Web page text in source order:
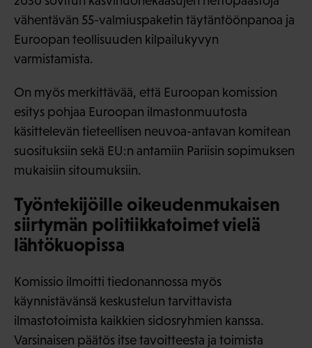
vähentävän 55-valmiuspaketin täytäntöönpanoa ja
Euroopan teollisuuden kilpailukyvyn
varmistamista.
On myös merkittävää, että Euroopan komission
esitys pohjaa Euroopan ilmastonmuutosta
käsittelevän tieteellisen neuvoa-antavan komitean
suosituksiin sekä EU:n antamiin Pariisin sopimuksen
mukaisiin sitoumuksiin.
Työntekijöille oikeudenmukaisen
siirtymän politiikkatoimet vielä
lähtökuopissa
Komissio ilmoitti tiedonannossa myös
käynnistävänsä keskustelun tarvittavista
ilmastotoimista kaikkien sidosryhmien kanssa.
Varsinaisen päätös itse tavoitteesta ja toimista